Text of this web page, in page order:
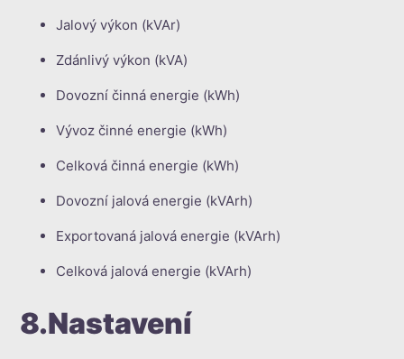
Jalový výkon (kVAr)
Zdánlivý výkon (kVA)
Dovozní činná energie (kWh)
Vývoz činné energie (kWh)
Celková činná energie (kWh)
Dovozní jalová energie (kVArh)
Exportovaná jalová energie (kVArh)
Celková jalová energie (kVArh)
8.Nastavení